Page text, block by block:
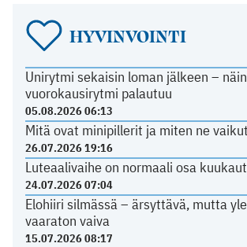
HYVINVOINTI
Unirytmi sekaisin loman jälkeen – näin
vuorokausirytmi palautuu
05.08.2026 06:13
Mitä ovat minipillerit ja miten ne
26.07.2026 19:16
Luteaalivaihe on normaali osa
24.07.2026 07:04
Elohiiri silmässä – ärsyttävä, mutta
vaaraton vaiva
15.07.2026 08:17